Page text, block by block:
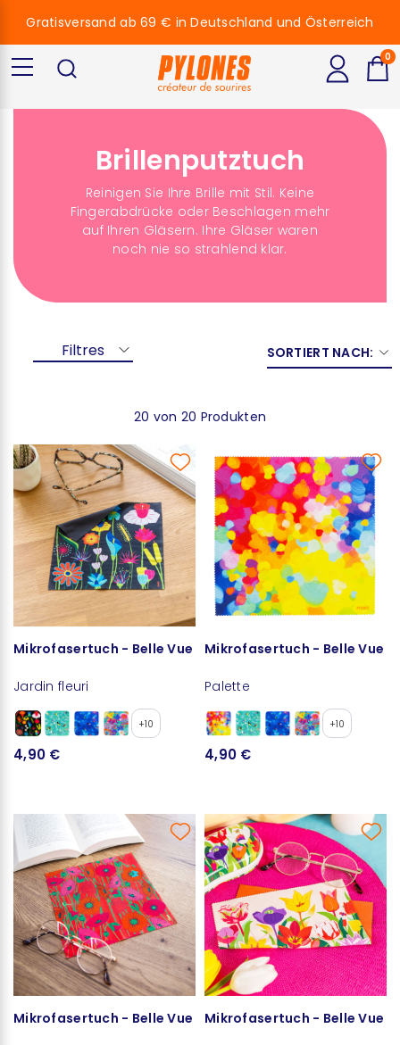
Brillenputztuch
Reinigen Sie Ihre Brille mit Stil. Keine
Fingerabdrücke oder Beschlagen mehr
auf Ihren Gläsern. Ihre Gläser waren
noch nie so strahlend klar.
Filtres SORTIERT NACH:
20 von 20 Produkten
Mikrofasertuch - Belle Vue
Jardin fleuri
+10
4,90 €
Mikrofasertuch - Belle Vue
Palette
+10
4,90 €
Mikrofasertuch - Belle Vue Mikrofasertuch - Belle Vue
Gratisversand ab 69 € in Deutschland und Österreich
0